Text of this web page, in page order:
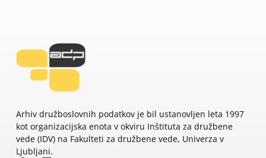
Arhiv družboslovnih podatkov je bil ustanovljen leta 1997
kot organizacijska enota v okviru Inštituta za družbene
vede (IDV) na Fakulteti za družbene vede, Univerza v
Ljubljani.